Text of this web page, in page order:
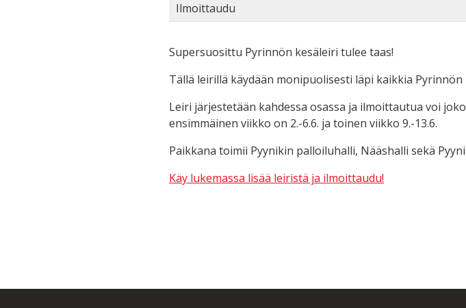
Ilmoittaudu
Supersuosittu Pyrinnön kesäleiri tulee taas!
Tällä leirillä käydään monipuolisesti läpi kaikkia Pyrinnön
Leiri järjestetään kahdessa osassa ja ilmoittautua voi
ensimmäinen viikko on 2.-6.6. ja toinen viikko 9.-13.6.
Paikkana toimii Pyynikin palloiluhalli, Nääshalli sekä
Käy lukemassa lisää leiristä ja ilmoittaudu!